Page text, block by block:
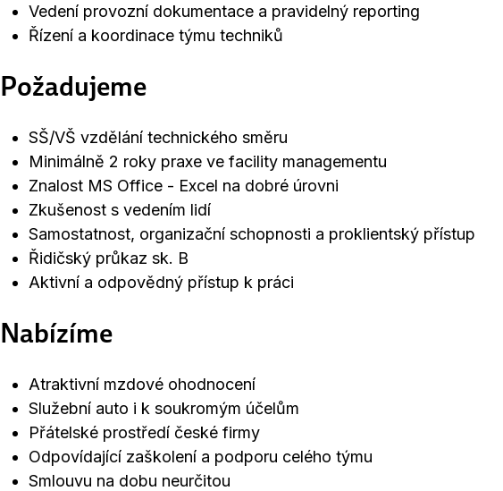
Vedení provozní dokumentace a pravidelný reporting
Řízení a koordinace týmu techniků
Požadujeme
SŠ/VŠ vzdělání technického směru
Minimálně 2 roky praxe ve facility managementu
Znalost MS Office - Excel na dobré úrovni
Zkušenost s vedením lidí
Samostatnost, organizační schopnosti a proklientský přístup
Řidičský průkaz sk. B
Aktivní a odpovědný přístup k práci
Nabízíme
Atraktivní mzdové ohodnocení
Služební auto i k soukromým účelům
Přátelské prostředí české firmy
Odpovídající zaškolení a podporu celého týmu
Smlouvu na dobu neurčitou